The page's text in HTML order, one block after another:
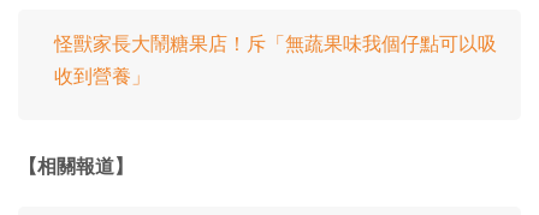
怪獸家長大鬧糖果店！斥「無蔬果味我個仔點可以吸
收到營養」
【相關報道】